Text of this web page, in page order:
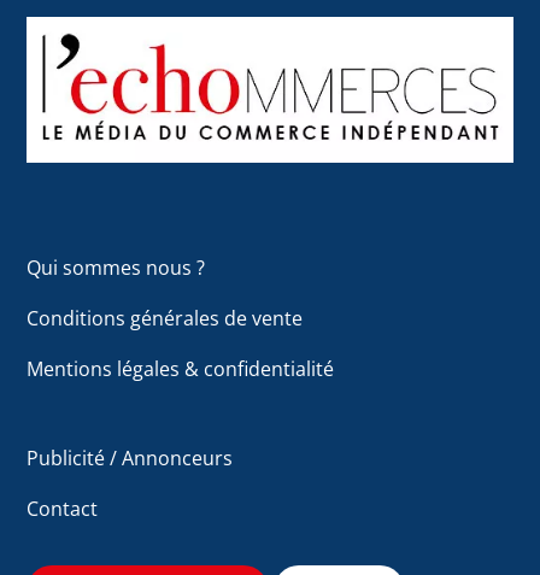
To
Top
Qui sommes nous ?
Conditions générales de vente
Mentions légales & confidentialité
Publicité / Annonceurs
Contact